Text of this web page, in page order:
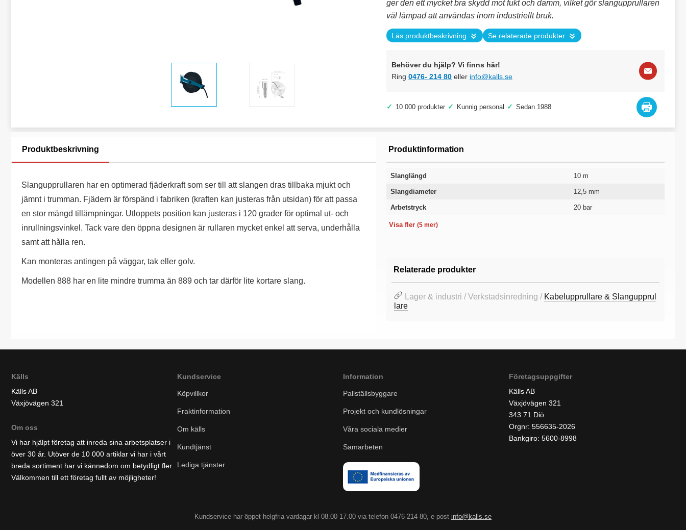
ger den ett mycket bra skydd mot fukt och damm, vilket gör slangupprullaren
väl lämpad att användas inom industriellt bruk.
Läs produktbeskrivning Se relaterade produkter
Behöver du hjälp? Vi finns här!
Ring 0476- 214 80 eller info@kalls.se
✓ 10 000 produkter ✓ Kunnig personal ✓ Sedan 1988
Produktbeskrivning
Slangupprullaren har en optimerad fjäderkraft som ser till att slangen dras tillbaka mjukt och
jämnt i trumman. Fjädern är förspänd i fabriken (kraften kan justeras från utsidan) för att passa
en stor mängd tillämpningar. Utloppets position kan justeras i 120 grader för optimal ut- och
inrullningsvinkel. Tack vare den öppna designen är rullaren mycket enkel att serva, underhålla
samt att hålla ren.
Kan monteras antingen på väggar, tak eller golv.
Modellen 888 har en lite mindre trumma än 889 och tar därför lite kortare slang.
Produktinformation
Slanglängd 10 m
Slangdiameter 12,5 mm
Arbetstryck
20 bar
Visa fler (5 mer)
Relaterade produkter
Lager & industri / Verkstadsinredning / Kabelupprullare & Slangupprul
lare
Källs
Källs AB
Växjövägen 321
Om oss
Vi har hjälpt företag att inreda sina arbetsplatser i
över 30 år. Utöver de 10 000 artiklar vi har i vårt
breda sortiment har vi kännedom om betydligt fler.
Välkommen till ett företag fullt av möjligheter!
Kundservice
Köpvillkor
Fraktinformation
Om källs
Kundtjänst
Lediga tjänster
Information
Pallställsbyggare
Projekt och kundlösningar
Våra sociala medier
Samarbeten
Företagsuppgifter
Källs AB
Växjövägen 321
343 71 Diö
Orgnr: 556635-2026
Bankgiro: 5600-8998
Kundservice har öppet helgfria vardagar kl 08.00-17.00 via telefon 0476-214 80, e-post info@kalls.se